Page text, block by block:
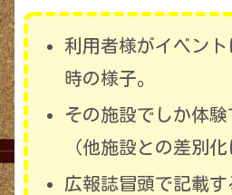
利用者様がイベン
時の様子。
その施設でしか体験
（他施設との差別
広報誌冒頭で記載す